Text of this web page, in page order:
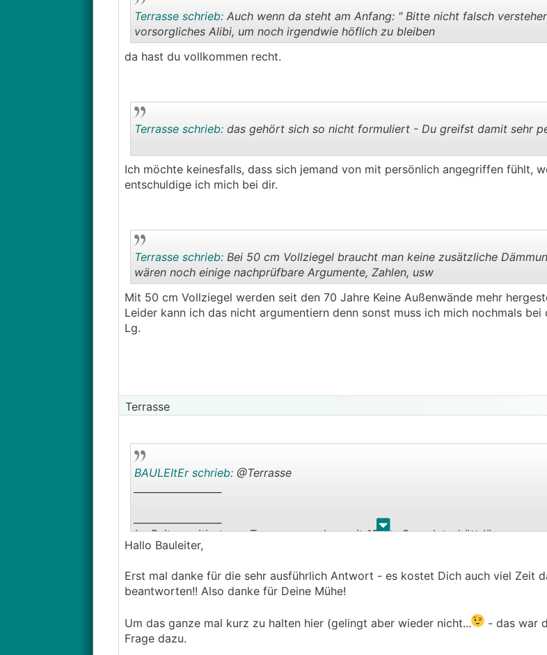
Terrasse schrieb:Auch wenn da steht am Anfang: " Bitte nicht falsch
vorsorgliches Alibi, um noch irgendwie höflich zu bleiben
da hast du vollkommen recht.
Terrasse schrieb:das gehört sich so nicht formuliert - Du greifst damit sehr
Ich möchte keinesfalls, dass sich jemand von mit persönlich angegriffen fühlt,
entschuldige ich mich bei dir.
..
Terrasse schrieb:Bei 50 cm Vollziegel braucht man keine zusätzliche
wären noch einige nachprüfbare Argumente, Zahlen, usw
Mit 50 cm Vollziegel werden seit den 70 Jahre Keine Außenwände mehr
Leider kann ich das nicht argumentiern denn sonst muss ich mich nochmals bei
Lg.
Terrasse
. .
BAULEItEr schrieb:@Terrasse
Im Beitrag zitiert von Terrasse: sondern mit 13 cm Granulatschüttdämmung
__________________
Hallo Bauleiter,
Erst mal danke für die sehr ausführlich Antwort - es kostet Dich auch viel Zeit
beantworten!! Also danke für Deine Mühe!
Um das ganze mal kurz zu halten hier (gelingt aber wieder nicht...
- das war
Frage dazu.